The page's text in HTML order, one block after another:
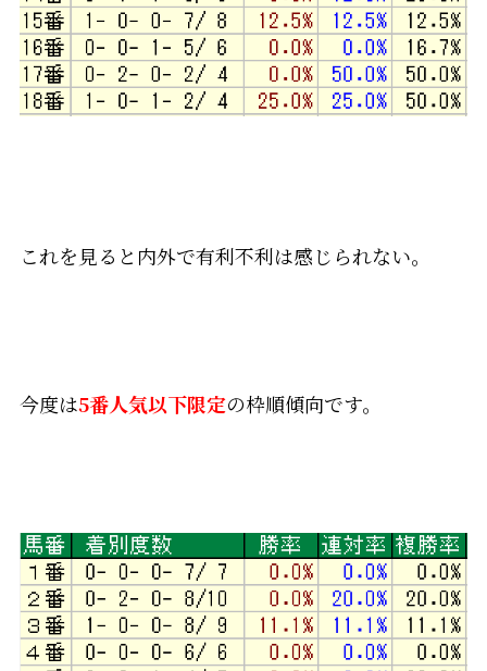
これを見ると内外で有利不利は感じられない。
今度は5番人気以下限定の枠順傾向です。